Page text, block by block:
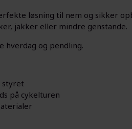
løsning til nem og sikker
jakker eller mindre genstande.
hverdag og pendling.
styret
på cykelturen